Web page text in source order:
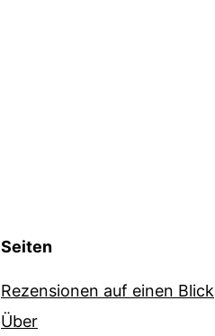
Seiten
Rezensionen auf einen Blick
Über